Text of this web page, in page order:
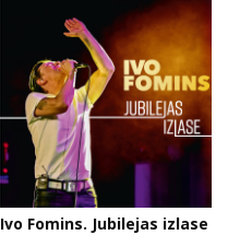
Ivo Fomins. Jubilejas izlase